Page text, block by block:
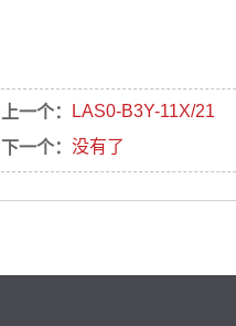
上一个：
LAS0-B3Y-11X/21
下一个： 没有了